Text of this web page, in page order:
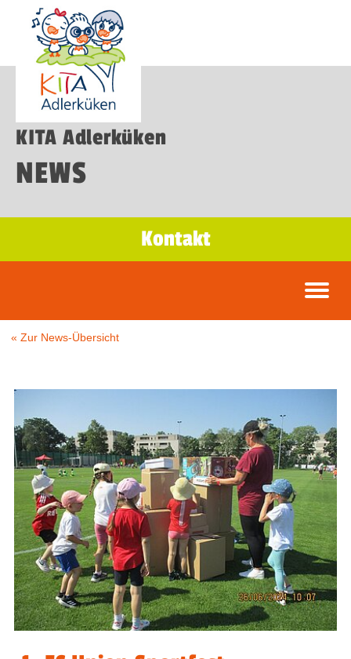
KITA Adlerküken
NEWS
Kontakt
« Zur News-Übersicht